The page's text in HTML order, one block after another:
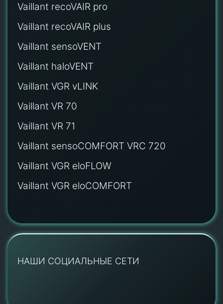
Vaillant recoVAIR pro
Vaillant recoVAIR plus
Vaillant sensoVENT
Vaillant haloVENT
Vaillant VGR vLINK
Vaillant VR 70
Vaillant VR 71
Vaillant sensoCOMFORT VRC 720
Vaillant VGR eloFLOW
Vaillant VGR eloCOMFORT
НАШИ СОЦИАЛЬНЫЕ СЕТИ